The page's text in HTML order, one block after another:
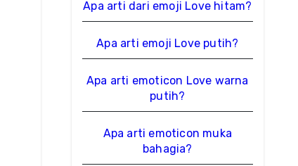
Apa arti dari emoji Love hitam?
Apa arti emoji Love putih?
Apa arti emoticon Love warna
putih?
Apa arti emoticon muka
bahagia?